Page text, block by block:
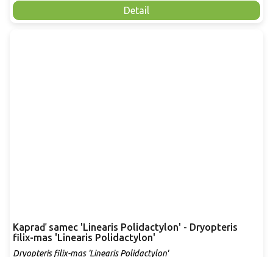
Detail
Kapraď samec 'Linearis Polidactylon' - Dryopteris
filix-mas 'Linearis Polidactylon'
Dryopteris filix-mas 'Linearis Polidactylon'